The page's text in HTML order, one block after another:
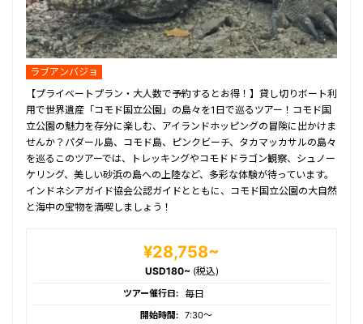
ラブアンバジョ
【プライベートプラン・大人数で予約するとお得！】貸し切りボート利
用で世界遺産「コモド国立公園」の島々を1日で巡るツアー！コモド国
立公園の魅力を存分に楽しむ、アイランドホッピングの冒険に出かけま
せんか？パダール島、コモド島、ピンクビーチ、タカマッカサルの島々
を巡るこのツアーでは、トレッキングやコモドドラゴン観察、シュノー
ケリング、美しい砂浜の島への上陸など、多彩な体験が待っています。
インドネシアガイド協会公認ガイドとともに、コモド国立公園の大自然
と海中の宝物を満喫しましょう！
¥28,758~
USD180~ (税込)
ツアー催行日: 毎日
開始時間: 7:30〜